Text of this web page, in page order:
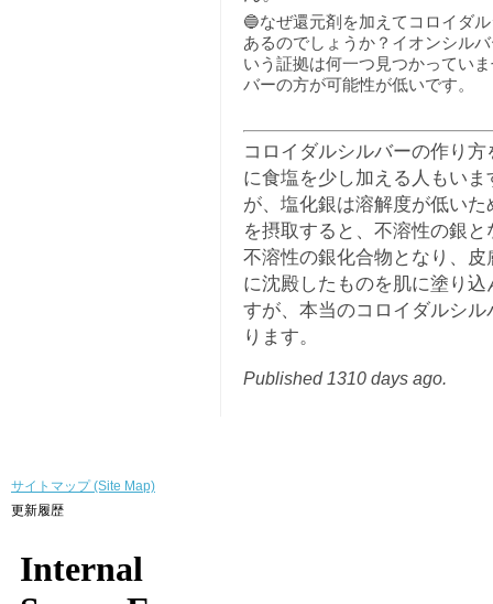
🔵なぜ還元剤を加えてコロイダ
あるのでしょうか？イオンシル
いう証拠は何一つ見つかってい
バーの方が可能性が低いです。
コロイダルシルバーの作り
に食塩を少し加える人もい
が、塩化銀は溶解度が低い
を摂取すると、不溶性の銀
不溶性の銀化合物となり、
に沈殿したものを肌に塗り
すが、本当のコロイダルシ
ります。
Published 1310 days ago.
サイトマップ (Site Map)
更新履歴